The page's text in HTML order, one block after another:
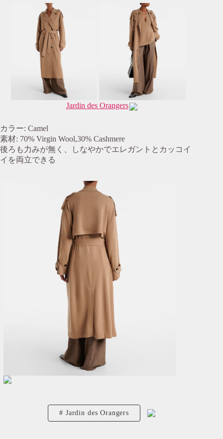
Jardin des Orangers
カラー: Camel
素材: 70% Virgin Wool,30% Cashmere
後ろも力みが無く、しなやかでエレガントとカッコイ
イを両立できる
Jardin des Orangers